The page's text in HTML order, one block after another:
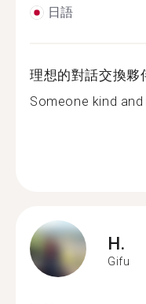
日語
理想的對話交換夥
Someone kind
H.
Gifu